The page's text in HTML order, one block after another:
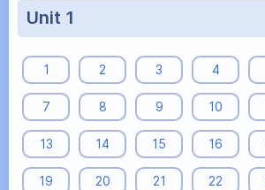
Unit 1
1 2 3 4
7 8 9 10
13 14 15 16
19 20 21 22